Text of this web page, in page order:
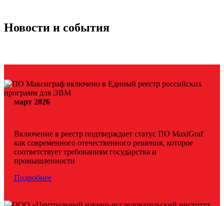
Новости и события
март 2026
Включение в реестр подтверждает статус ПО MaxiGraf
как современного отечественного решения, которое
соответствует требованиям государства и
промышленности
Подробнее